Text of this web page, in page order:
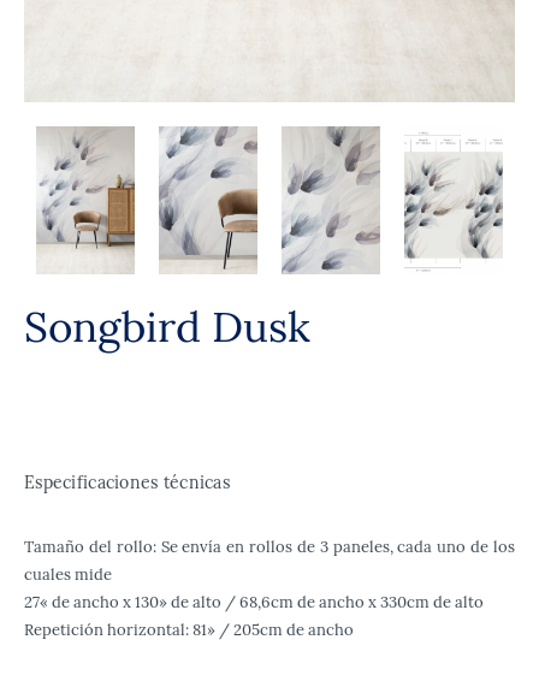
Songbird Dusk
Especificaciones técnicas
Tamaño del rollo: Se envía en rollos de 3 paneles, cada uno de los
cuales mide
27« de ancho x 130» de alto / 68,6cm de ancho x 330cm de alto
Repetición horizontal: 81» / 205cm de ancho